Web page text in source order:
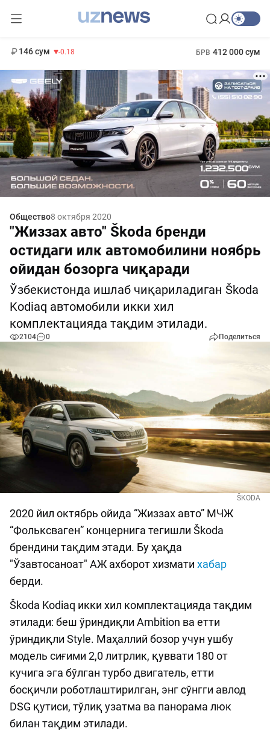
146 сум -0.18 БРВ 412 000 сум
Общество8 октября 2020
"Жиззах авто" Škoda бренди
остидаги илк автомобилини ноябрь
ойидан бозорга чиқаради
Ўзбекистонда ишлаб чиқариладиган Škoda
Kodiaq автомобили икки хил
комплектацияда тақдим этилади.
2104 0 Поделиться
ŠKODA
2020 йил октябрь ойида “Жиззах авто” МЧЖ
“Фольксваген” концернига тегишли Škoda
брендини тақдим этади. Бу ҳақда
"Ўзавтосаноат" АЖ ахборот хизмати хабар
берди.
Škoda Kodiaq икки хил комплектацияда тақдим
этилади: беш ўриндиқли Ambition ва етти
ўриндиқли Style. Маҳаллий бозор учун ушбу
модель сиғими 2,0 литрлик, қуввати 180 от
кучига эга бўлган турбо двигатель, етти
босқичли роботлаштирилган, энг сўнгги авлод
DSG қутиси, тўлиқ узатма ва панорама люк
билан тақдим этилади.